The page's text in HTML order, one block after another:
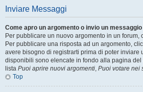
Inviare Messaggi
Come apro un argomento o invio un
Per pubblicare un nuovo argomento in un forum,
Per pubblicare una risposta ad un argomento,
avere bisogno di registrarti prima di poter inviare
disponibili sono elencate in fondo alla pagina del
lista Puoi aprire nuovi argomenti, Puoi votare nei
Top